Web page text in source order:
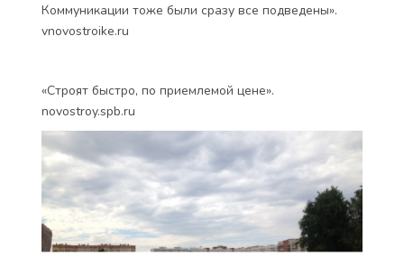
Коммуникации тоже были сразу все подведены».
vnovostroike.ru
«Строят быстро, по приемлемой цене».
novostroy.spb.ru